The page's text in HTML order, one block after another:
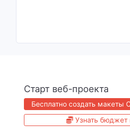
Старт веб-проекта
Бесплатно создать макеты
Узнать бюджет